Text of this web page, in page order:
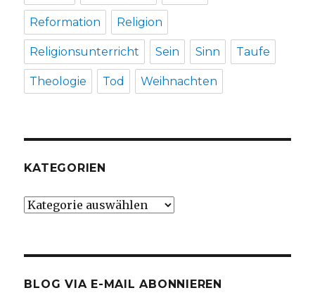
Reformation Religion
Religionsunterricht Sein Sinn Taufe
Theologie Tod Weihnachten
KATEGORIEN
Kategorien
BLOG VIA E-MAIL ABONNIEREN